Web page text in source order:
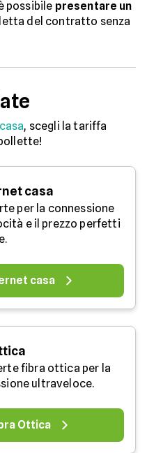
possibile presentare un
del contratto senza
, scegli la tariffa
casa
per la connessione
e il prezzo perfetti
casa
fibra ottica per la
ultraveloce.
Ottica